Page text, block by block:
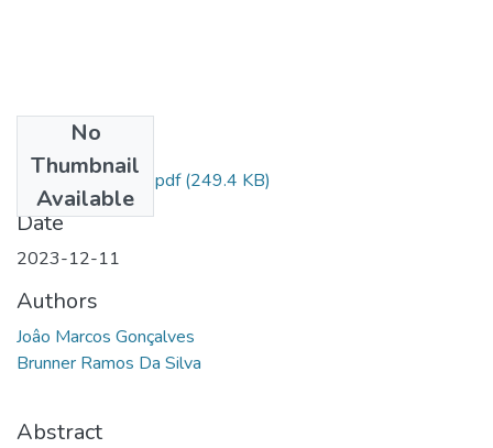
No
Thumbnail
Available
al sd João Marcos.pdf(249.4 KB)
Date
2023-12-11
Authors
Joâo Marcos Gonçalves
Brunner Ramos Da Silva
Abstract